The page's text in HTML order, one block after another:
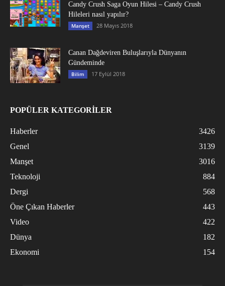
Candy Crush Saga Oyun Hilesi – Candy Crush
Hileleri nasıl yapılır?
Manşet 28 Mayıs 2018
Canan Dağdeviren Buluşlarıyla Dünyanın
Gündeminde
Bilim 17 Eylül 2018
POPÜLER KATEGORİLER
Haberler
3426
Genel
3139
Manşet
3016
Teknoloji
884
Dergi
568
Öne Çıkan Haberler
443
Video
422
Dünya
182
Ekonomi
154